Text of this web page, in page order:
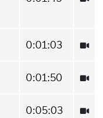
0:01:03
0:01:50
0:05:03